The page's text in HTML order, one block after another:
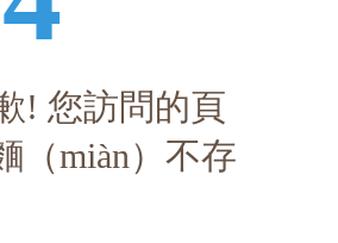
! 您訪問的頁
（miàn）不存